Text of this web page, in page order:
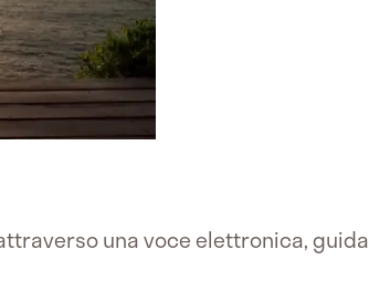
una voce elettronica, guida